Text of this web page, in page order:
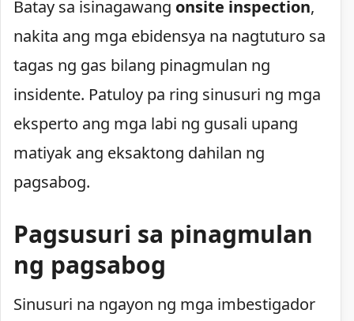
Batay sa isinagawang onsite inspection,
nakita ang mga ebidensya na nagtuturo sa
tagas ng gas bilang pinagmulan ng
insidente. Patuloy pa ring sinusuri ng mga
eksperto ang mga labi ng gusali upang
matiyak ang eksaktong dahilan ng
pagsabog.
Pagsusuri sa pinagmulan
ng pagsabog
Sinusuri na ngayon ng mga imbestigador